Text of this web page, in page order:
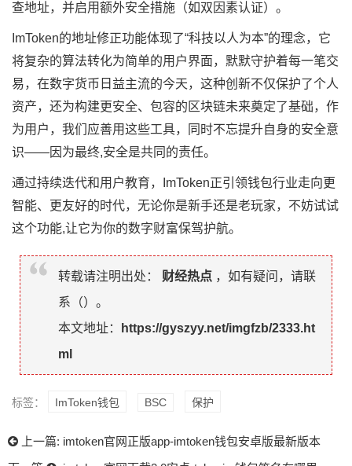
查地址，并启用额外安全措施（如双因素认证）。
ImToken的地址修正功能体现了“科技以人为本”的理念，它
将复杂的算法转化为简单的用户界面，默默守护着每一笔交
易，在数字货币日益主流的今天，这种创新不仅保护了个人
资产，还为构建更安全、包容的区块链未来奠定了基础，作
为用户，我们应善用这些工具，同时不忘提升自身的安全意
识——因为最终,安全是共同的责任。
通过持续迭代和用户教育，ImToken正引领钱包行业走向更
智能、更友好的时代，无论你是新手还是老玩家，不妨试试
这个功能,让它为你的数字财富保驾护航。
转载请注明出处： 财经热点 ，如有疑问，请联
系（）。
本文地址：
https://gyszyy.net/imgfzb/2333.ht
ml
标签： ImToken钱包 BSC 保护
上一篇: imtoken官网正版app-imtoken钱包安卓版最新版本